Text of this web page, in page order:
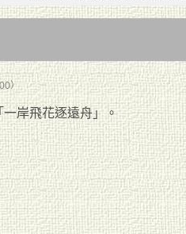
）
一岸飛花逐遠舟」。